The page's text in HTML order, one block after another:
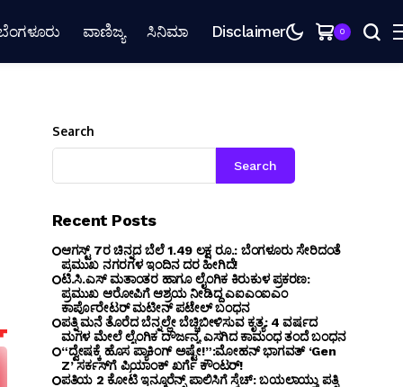
ವಾಣಿಜ್ಯ ಸಿನಿಮಾ Disclaimer 0
Search
Search
Recent Posts
ಆಗಸ್ಟ್ 7ರ ಚಿನ್ನದ ಬೆಲೆ 1.49 ಲಕ್ಷ ರೂ.: ಬೆಂಗಳೂರು ಸೇರಿದಂತೆ
ಪ್ರಮುಖ ನಗರಗಳ ಇಂದಿನ ದರ ಹೀಗಿದೆ!
ಟಿ.ಸಿ.ಎಸ್ ಮತಾಂತರ ಹಾಗೂ ಲೈಂಗಿಕ ಕಿರುಕುಳ ಪ್ರಕರಣ:
ಪ್ರಮುಖ ಆರೋಪಿಗೆ ಆಶ್ರಯ ನೀಡಿದ್ದ ಎಐಎಂಐಎಂ
ಕಾರ್ಪೊರೇಟರ್ ಮಟೀನ್ ಪಟೇಲ್ ಬಂಧನ
ಪತ್ನಿ ಮನೆ ತೊರೆದ ಬೆನ್ನಲ್ಲೇ ಬೆಚ್ಚಿಬೀಳಿಸುವ ಕೃತ್ಯ: 4 ವರ್ಷದ
ಮಗಳ ಮೇಲೆ ಲೈಂಗಿಕ ದೌರ್ಜನ್ಯ ಎಸಗಿದ ಕಾಮಂಧ ತಂದೆ ಬಂಧನ
“ದ್ವೇಷಕ್ಕೆ ಹೊಸ ಪ್ಯಾಕಿಂಗ್ ಅಷ್ಟೇ!”:ಮೋಹನ್ ಭಾಗವತ್‌ ‘Gen
Z’ ಸರ್ಕಸ್‌ಗೆ ಪ್ರಿಯಾಂಕ್ ಖರ್ಗೆ ಕೌಂಟರ್!
ಪತಿಯ ₹2 ಕೋಟಿ ಇನ್ಶೂರೆನ್ಸ್ ಪಾಲಿಸಿಗೆ ಸ್ಕೆಚ್: ಬಯಲಾಯ್ತು ಪತ್ನಿ